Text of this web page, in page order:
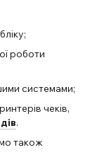
роботи
системами;
чеків,
.
також